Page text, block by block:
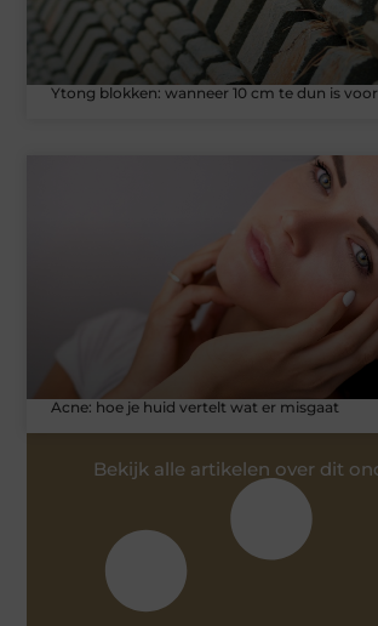
Ytong blokken: wanneer 10 cm te dun is
Acne: hoe je huid vertelt wat er misgaat
Bekijk alle artikelen over dit